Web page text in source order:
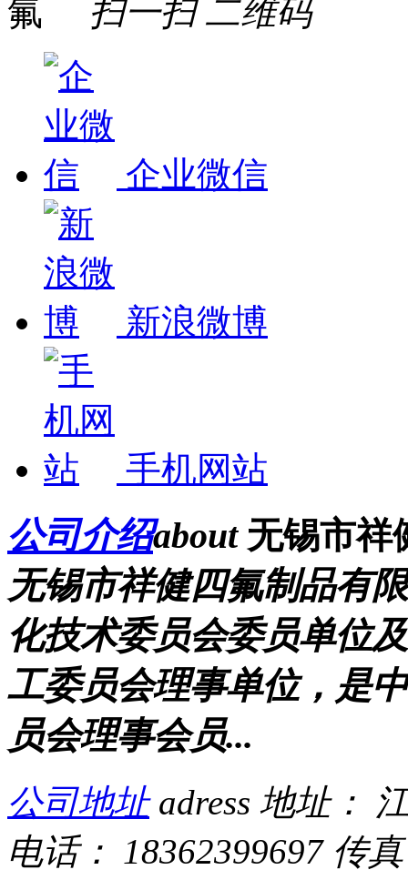
扫一扫二维码
企业微信
新浪微博
手机网站
公司介绍about 无锡市祥
无锡市祥健四氟制品有
化技术委员会委员单位
工委员会理事单位，是
员会理事会员...
公司地址 adress 地址：
电话： 18362399697 传